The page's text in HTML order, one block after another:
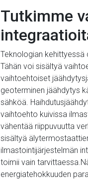
Tutkimme
Teknologian kehittyessä
Tähän voi sisältyä
vaihtoehtoiset
geoterminen jäähdytys
sähköä.
vaihtoehto kuivissa
vähentää riippuvuutta
sisältyä
ilmastointijärjestelmän
toimii vain
energiatehokkuuden